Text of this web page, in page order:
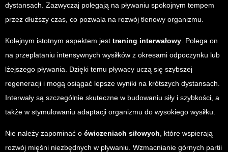
dystansach. Zazwyczaj polegają na pływaniu spokojnym tempem
przez dłuższy czas, co pozwala na rozwój tlenowy organizmu.
Kolejnym istotnym aspektem jest trening interwałowy . Polega on
na przeplataniu intensywnych wysiłków z okresami odpoczynku lub
lżejszego pływania. Dzięki temu pływacy uczą się szybszej
regeneracji i mogą osiągać lepsze wyniki na krótszych dystansach.
Interwały są szczególnie skuteczne w budowaniu siły i szybkości, a
także w stymulowaniu adaptacji organizmu do wysokiego wysiłku.
Nie należy zapominać o ćwiczeniach siłowych , które wspierają
rozwój mięśni niezbędnych w pływaniu. Wzmacnianie górnych partii